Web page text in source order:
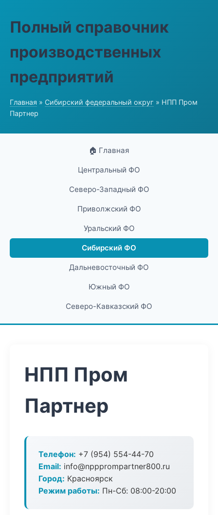
Полный справочник
производственных
предприятий
Главная » Сибирский федеральный округ » НПП Пром
Партнер
🏠 Главная
Центральный ФО
Северо-Западный ФО
Приволжский ФО
Уральский ФО
Сибирский ФО
Дальневосточный ФО
Южный ФО
Северо-Кавказский ФО
НПП Пром
Партнер
Телефон: +7 (954) 554-44-70
Email: info@nppprompartner800.ru
Город: Красноярск
Режим работы: Пн-Сб: 08:00-20:00